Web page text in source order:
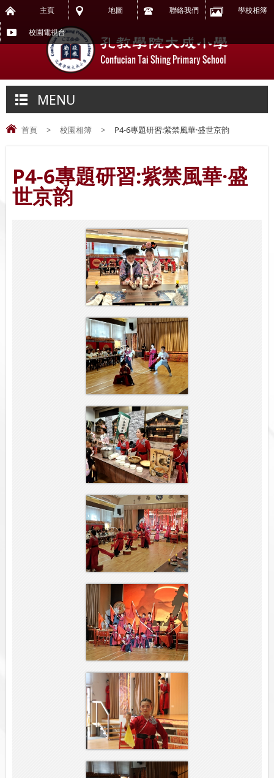
主頁 地圖 聯絡我們 學校相簿
校園電視台
MENU
首頁 > 校園相簿 > P4-6專題研習:紫禁風華·盛世京韵
P4-6專題研習:紫禁風華·盛
世京韵